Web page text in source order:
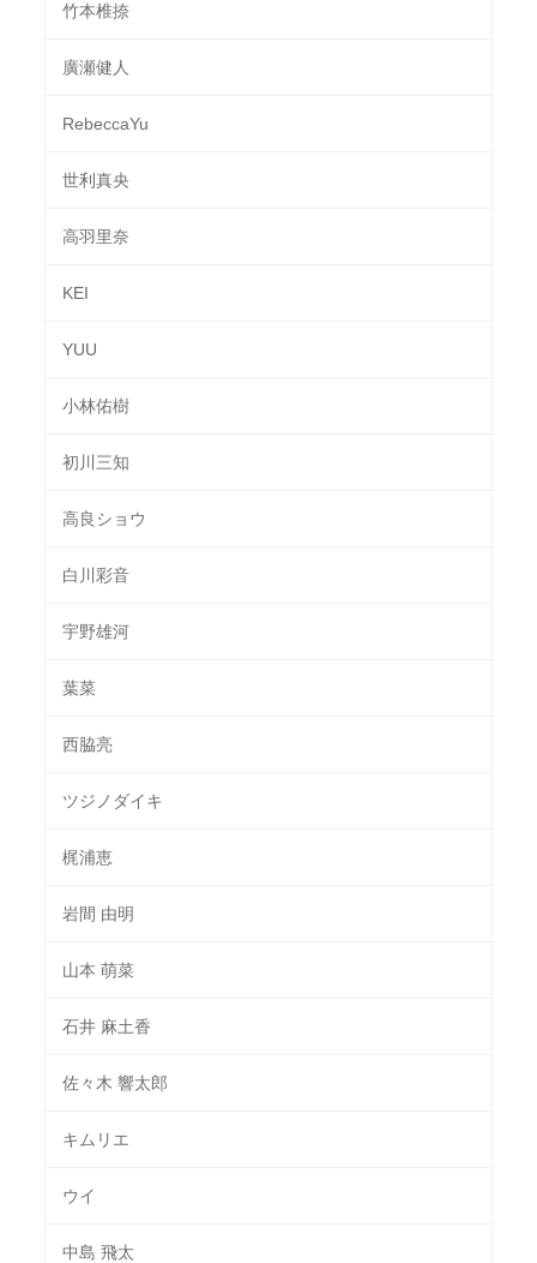
竹本椎捺
廣瀬健人
RebeccaYu
世利真央
高羽里奈
KEI
YUU
小林佑樹
初川三知
高良ショウ
白川彩音
宇野雄河
葉菜
西脇亮
ツジノダイキ
梶浦恵
岩間 由明
山本 萌菜
石井 麻土香
佐々木 響太郎
キムリエ
ウイ
中島 飛太